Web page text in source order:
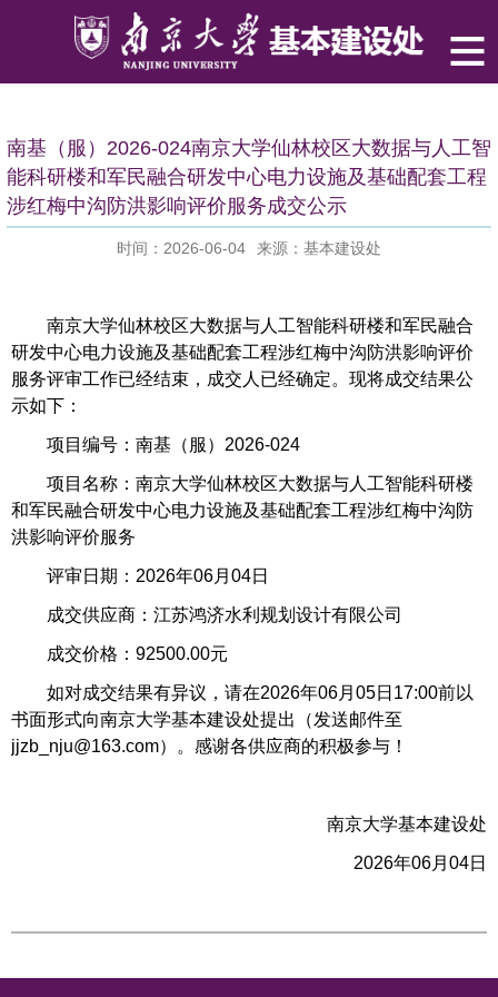
南基（服）2026-024南京大学仙林校区大数据与人工智
能科研楼和军民融合研发中心电力设施及基础配套工程
涉红梅中沟防洪影响评价服务成交公示
时间：2026-06-04 来源：基本建设处
南京大学仙林校区大数据与人工智能科研楼和军民融合
研发中心电力设施及基础配套工程涉红梅中沟防洪影响评价
服务评审工作已经结束，成交人已经确定。现将成交结果公
示如下：
项目编号：南基（服）2026-024
项目名称：南京大学仙林校区大数据与人工智能科研楼
和军民融合研发中心电力设施及基础配套工程涉红梅中沟防
洪影响评价服务
评审日期：2026年06月04日
成交供应商：江苏鸿济水利规划设计有限公司
成交价格：92500.00元
如对成交结果有异议，请在2026年06月05日17:00前以
书面形式向南京大学基本建设处提出（发送邮件至
jjzb_nju@163.com）。感谢各供应商的积极参与！
南京大学基本建设处
2026年06月04日